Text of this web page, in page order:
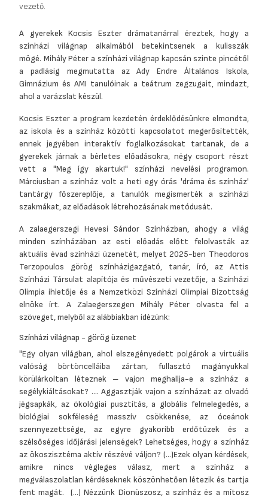
vezető.
A gyerekek Kocsis Eszter drámatanárral éreztek, hogy a
színházi világnap alkalmából betekintsenek a kulisszák
mögé. Mihály Péter a színházi világnap kapcsán szinte pincétől
a padlásig megmutatta az Ady Endre Általános Iskola,
Gimnázium és AMI tanulóinak a teátrum zegzugait, mindazt,
ahol a varázslat készül.
Kocsis Eszter a program kezdetén érdeklődésünkre elmondta,
az iskola és a színház közötti kapcsolatot megerősítették,
ennek jegyében interaktív foglalkozásokat tartanak, de a
gyerekek járnak a bérletes előadásokra, négy csoport részt
vett a "Meg így akartuk!" színházi nevelési programon.
Márciusban a színház volt a heti egy órás 'dráma és színház'
tantárgy főszereplője, a tanulók megismerték a színházi
szakmákat, az előadások létrehozásának metódusát.
A zalaegerszegi Hevesi Sándor Színházban, ahogy a világ
minden színházában az esti előadás előtt felolvasták az
aktuális évad színházi üzenetét, melyet 2025-ben Theodoros
Terzopoulos görög színházigazgató, tanár, író, az Attis
Színházi Társulat alapítója és művészeti vezetője, a Színházi
Olimpia ihletője és a Nemzetközi Színházi Olimpiai Bizottság
elnöke írt. A Zalaegerszegen Mihály Péter olvasta fel a
szöveget, melyből az alábbiakban idézünk:
Színházi világnap - görög üzenet
"Egy olyan világban, ahol elszegényedett polgárok a virtuális
valóság börtöncelláiba zártan, fullasztó magányukkal
körülárkoltan léteznek – vajon meghallja-e a színház a
segélykiáltásokat? .... Aggasztják vajon a színházat az olvadó
jégsapkák, az ökológiai pusztítás, a globális felmelegedés, a
biológiai sokféleség masszív csökkenése, az óceánok
szennyezettsége, az egyre gyakoribb erdőtüzek és a
szélsőséges időjárási jelenségek? Lehetséges, hogy a színház
az ökoszisztéma aktív részévé váljon? (...)Ezek olyan kérdések,
amikre nincs végleges válasz, mert a színház a
megválaszolatlan kérdéseknek köszönhetően létezik és tartja
fent magát. (...) Nézzünk Dionüszosz, a színház és a mítosz